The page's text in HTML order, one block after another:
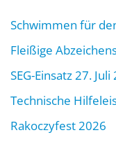
Schwimmen für
Fleißige
SEG-Einsatz 27. Juli
Technische
Rakoczyfest 2026